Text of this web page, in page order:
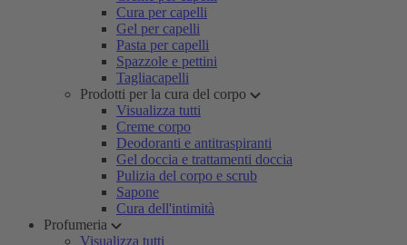
Cura per capelli
Gel per capelli
Pasta per capelli
Spazzole e pettini
Tagliacapelli
Prodotti per la cura del corpo
Visualizza tutti
Creme corpo
Deodoranti e antitraspiranti
Gel doccia e trattamenti doccia
Pulizia del corpo e scrub
Sapone
Cura dell'intimità
Profumeria
Visualizza tutti